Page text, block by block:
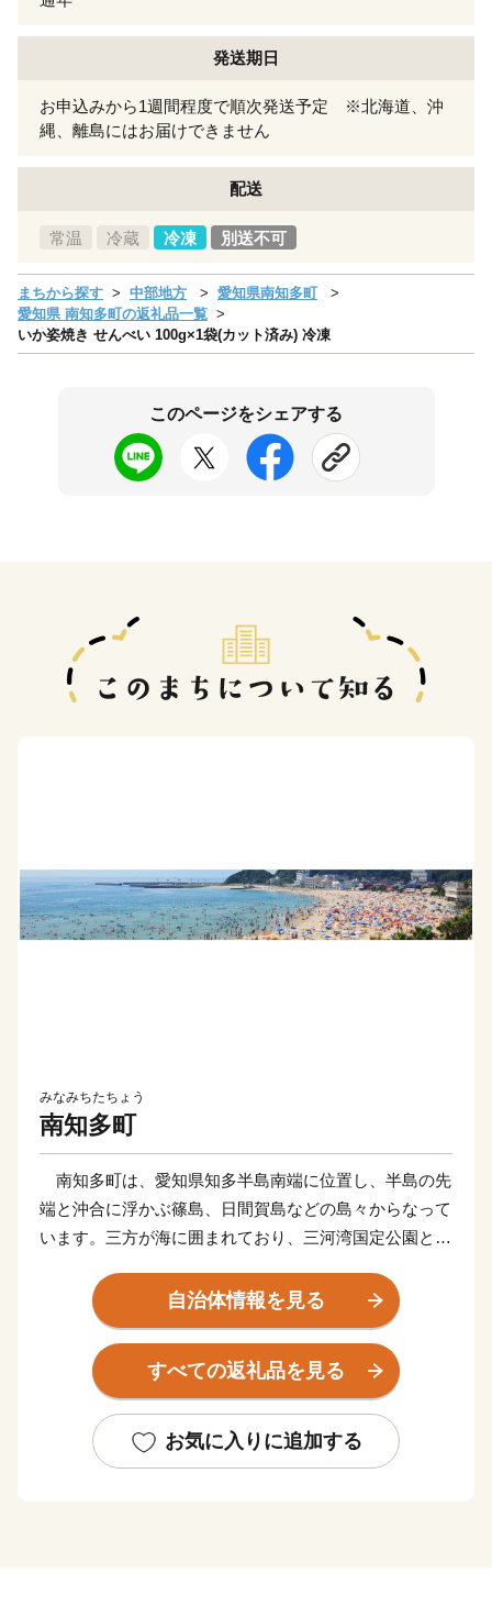
発送期日
お申込みから1週間程度で順次発送予定 ※北海道、沖
縄、離島にはお届けできません
配送
常温 冷蔵 冷凍 別送不可
まちから探す 中部地方
愛知県南知多町
愛知県 南知多町の返礼品一覧
いか姿焼き せんべい 100g×1袋(カット済み) 冷凍
このページをシェアする
みなみちたちょう
南知多町
南知多町は、愛知県知多半島南端に位置し、半島の先
端と沖合に浮かぶ篠島、日間賀島などの島々からなって
います。三方が海に囲まれており、三河湾国定公園と南
その地域特性から県下随一の漁獲量を誇る漁港の町と
して知名度が高く、春にはメバル、夏はマアナゴやマダ
コ、秋にはシラス、冬にはトラフグなど四季折々の魚介
類が水揚げされます。
海海水浴場をはじめ、町内には5つの海水浴場があり、
夏には海水浴客が多く訪れる観光の町です。愛知県を始
自治体情報を見る
すべての返礼品を見る
お気に入りに追加する